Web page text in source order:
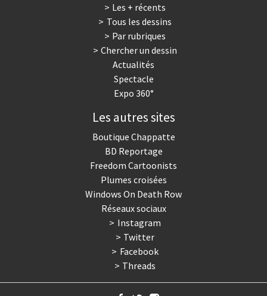
Les + récents
Tous les dessins
Par rubriques
Chercher un dessin
Actualités
Spectacle
Expo 360°
Les autres sites
Boutique Chappatte
BD Reportage
Freedom Cartoonists
Plumes croisées
Windows On Death Row
Réseaux sociaux
Instagram
Twitter
Facebook
Threads